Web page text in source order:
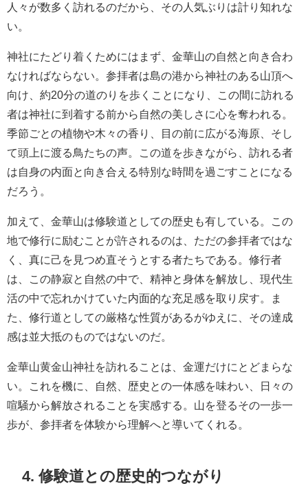
人々が数多く訪れるのだから、その人気ぶりは計り知れな
い。
神社にたどり着くためにはまず、金華山の自然と向き合わ
なければならない。参拝者は島の港から神社のある山頂へ
向け、約20分の道のりを歩くことになり、この間に訪れる
者は神社に到着する前から自然の美しさに心を奪われる。
季節ごとの植物や木々の香り、目の前に広がる海原、そし
て頭上に渡る鳥たちの声。この道を歩きながら、訪れる者
は自身の内面と向き合える特別な時間を過ごすことになる
だろう。
加えて、金華山は修験道としての歴史も有している。この
地で修行に励むことが許されるのは、ただの参拝者ではな
く、真に己を見つめ直そうとする者たちである。修行者
は、この静寂と自然の中で、精神と身体を解放し、現代生
活の中で忘れかけていた内面的な充足感を取り戻す。ま
た、修行道としての厳格な性質があるがゆえに、その達成
感は並大抵のものではないのだ。
金華山黄金山神社を訪れることは、金運だけにとどまらな
い。これを機に、自然、歴史との一体感を味わい、日々の
喧騒から解放されることを実感する。山を登るその一歩一
歩が、参拝者を体験から理解へと導いてくれる。
4. 修験道との歴史的つながり